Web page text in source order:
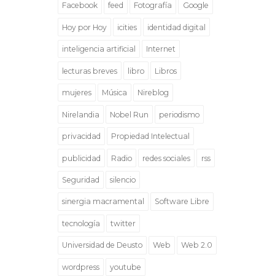
Facebook feed Fotografía Google
Hoy por Hoy icities identidad digital
inteligencia artificial Internet
lecturas breves libro Libros
mujeres Música Nireblog
Nirelandia Nobel Run periodismo
privacidad Propiedad Intelectual
publicidad Radio redes sociales rss
Seguridad silencio
sinergia macramental Software Libre
tecnología twitter
Universidad de Deusto Web Web 2.0
wordpress youtube